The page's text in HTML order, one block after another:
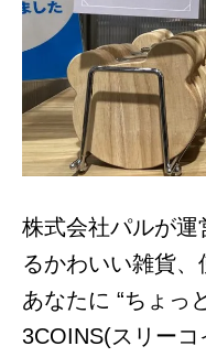
株式会社パルが
るかわいい雑貨、
あなたに “ちょっ
3COINS(スリーコ